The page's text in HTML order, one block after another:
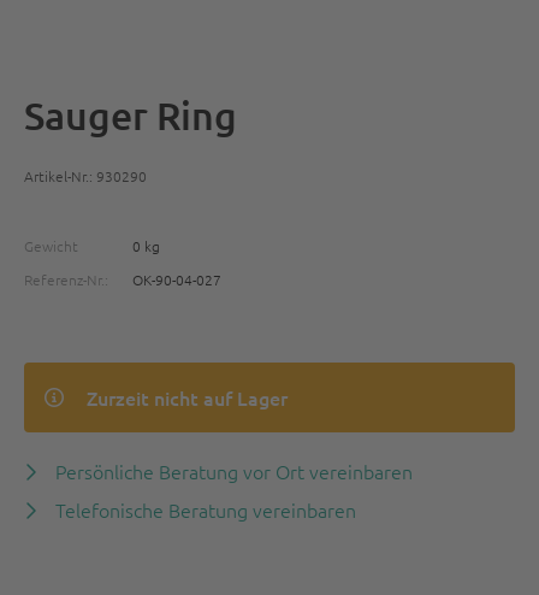
Sauger Ring
Artikel-Nr.: 930290
Gewicht
0 kg
Referenz-Nr.:
OK-90-04-027
Zurzeit nicht auf Lager
Persönliche Beratung vor Ort vereinbaren
Telefonische Beratung vereinbaren